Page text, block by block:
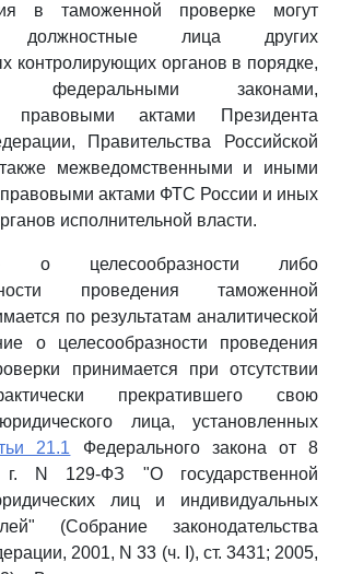
в таможенной проверке могут
должностные лица других
контролирующих органов в порядке,
федеральными законами,
правовыми актами Президента
Правительства Российской
межведомственными и иными
актами ФТС России и иных
исполнительной власти.
о целесообразности либо
проведения таможенной
по результатам аналитической
о целесообразности проведения
принимается при отсутствии
прекратившего свою
лица, установленных
21.1 Федерального закона от 8
г. N 129-ФЗ "О государственной
лиц и индивидуальных
(Собрание законодательства
2001, N 33 (ч. I), ст. 3431; 2005,